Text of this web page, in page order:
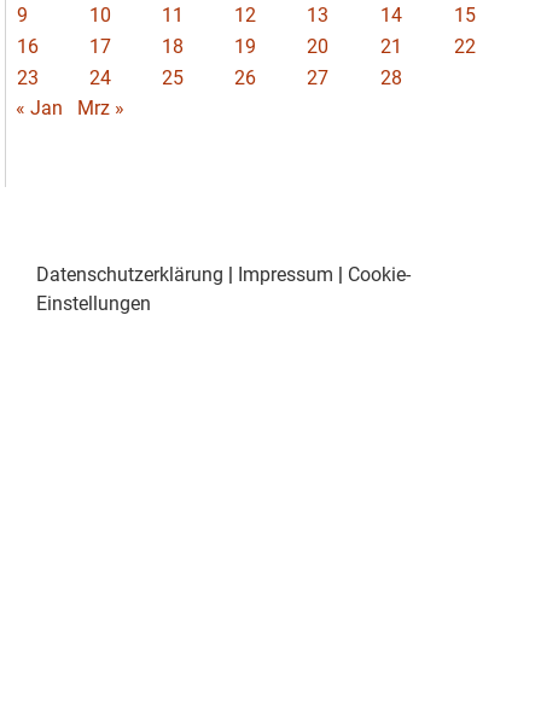
9
10 11 12 13 14
15
16
17 18 19 20 21
22
23
24 25 26 27
28
« Jan
Mrz »
Datenschutzerklärung | Impressum | Cookie-
Einstellungen